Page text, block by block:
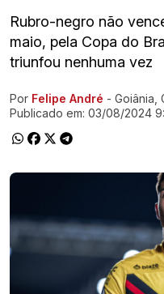
Rubro-negro não
maio, pela Copa do
triunfou nenhuma vez
Ir direto pra matéria
Por Felipe André - Goiânia,
Publicado em: 03/08/2024